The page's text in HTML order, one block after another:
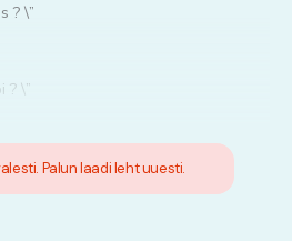
? \”
? \”
Palun laadi leht uuesti.